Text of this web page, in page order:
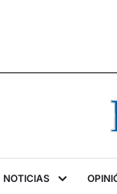
NOTICIAS